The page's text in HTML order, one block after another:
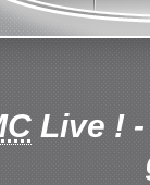
Live !-